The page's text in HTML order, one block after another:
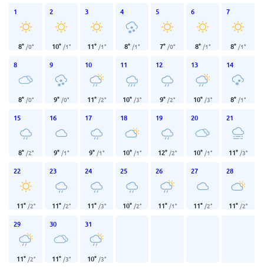
1
8° /0°
2
10° /1°
3
11° /1°
4
8° /1°
5
7° /0°
6
8° /1°
7
8° /1°
8
8° /0°
9
9° /0°
10
11° /2°
11
10° /3°
12
9° /2°
13
10° /3°
14
8° /1°
15
8° /2°
16
9° /1°
17
9° /1°
18
10° /1°
19
12° /2°
20
10° /1°
21
11° /3°
22
11° /2°
23
11° /2°
24
11° /3°
25
10° /2°
26
11° /1°
27
11° /2°
28
11° /2°
29
11° /2°
30
11° /3°
31
10° /3°